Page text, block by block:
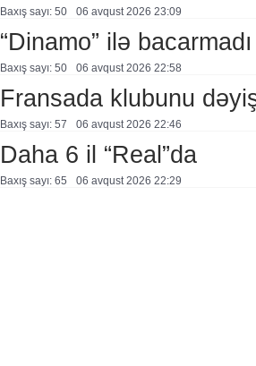
Baxış sayı: 50 06 avqust 2026 23:09
“Dinamo” ilə bacarmadı
Baxış sayı: 50 06 avqust 2026 22:58
Fransada klubunu
Baxış sayı: 57 06 avqust 2026 22:46
Daha 6 il “Real”da
Baxış sayı: 65 06 avqust 2026 22:29